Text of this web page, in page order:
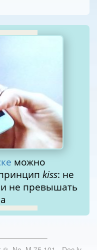
можно
kiss: не
не превышать